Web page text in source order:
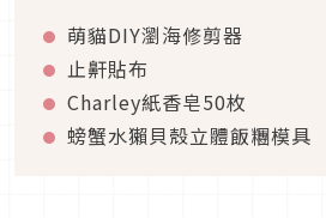
萌貓DIY瀏海修剪器
止鼾貼布
Charley紙香皂50枚
螃蟹水獺貝殼立體飯糰模具